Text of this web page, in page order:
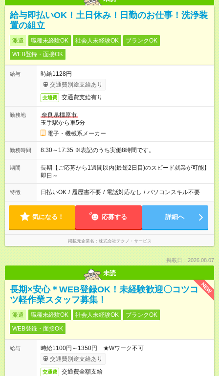
給与即払いOK！土日休み！日勤のお仕事！洗浄装
置の組立
派遣 職種未経験OK 社会人未経験OK
ブランクOK
WEB登録・面接OK
給与
時給1128円
交通費別途支給あり
交通費 交通費支給有り
勤務地
奈良県橿原市
玉手駅から車5分
電子・機械系メーカー
勤務時間 8:30～17:35 ※表記のうち実働8時間です。
期間
長期【ご応募から1週間以内(最短2日目)のスピード就業が可能】
即日～
特徴 日払いOK / 履歴書不要 / 電話対応なし / パソコンスキル不要
気になる！ 応募する 詳細へ
掲載元企業名 株式会社テクノ・サービス
掲載日：2026.08.07
未読
NEW
長期×安心＊WEB登録OK！未経験歓迎〇コツコ
ツ軽作業スタッフ募集！
派遣 職種未経験OK 社会人未経験OK
ブランクOK
WEB登録・面接OK
給与
時給1100円～1350円 ★Wワーク不可
交通費別途支給あり
交通費 交通費全額支給